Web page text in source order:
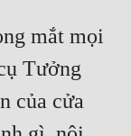
mắt mọi
Tưởng
của cửa